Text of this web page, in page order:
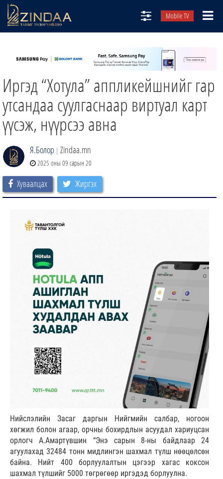
Mobile TV
ТВ8
ӨГЛӨӨНИЙ СОНИН
АУДИО ЗОХИОЛ
ЗИНДАА СЭТГҮҮЛ
Иргэд “Хотула” аппликейшнийг гар
утсандаа суулгаснаар виртуал карт
үүсэж, нүүрсээ авна
Я.Болор | Zindaa.mn
2025 оны 09 сарын 20
Хуваалцах Жиргэх
Нийслэлийн Засаг даргын Нийгмийн салбар, ногоон
хөгжил болон агаар, орчны бохирдлын асуудал хариуцсан
орлогч А.Амартүвшин “Энэ сарын 8-ны байдлаар 24
агуулахад 32484 тонн мидлингэн шахмал түлш нөөцөлсөн
байна. Нийт 400 борлуулалтын цэгээр хагас коксон
шахмал түлшийг 5000 төгрөгөөр иргэдэд борлуулна.